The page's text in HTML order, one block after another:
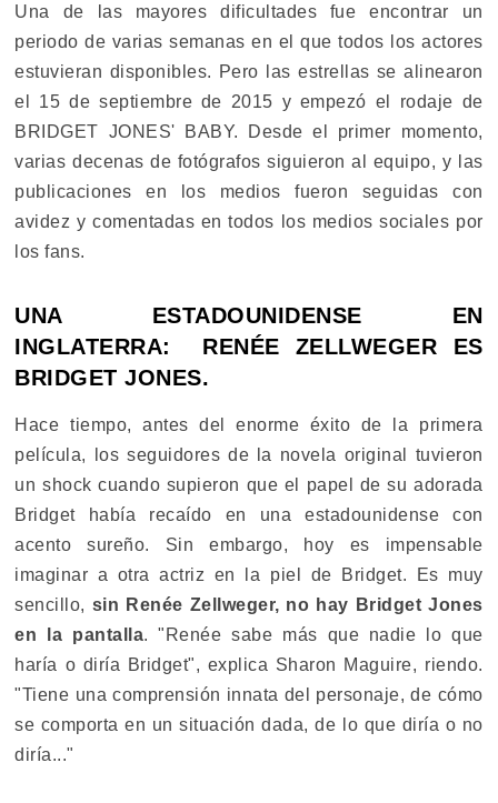
Una de las mayores dificultades fue encontrar un
periodo de varias semanas en el que todos los actores
estuvieran disponibles. Pero las estrellas se alinearon
el 15 de septiembre de 2015 y empezó el rodaje de
BRIDGET JONES' BABY. Desde el primer momento,
varias decenas de fotógrafos siguieron al equipo, y las
publicaciones en los medios fueron seguidas con
avidez y comentadas en todos los medios sociales por
los fans.
UNA ESTADOUNIDENSE EN
INGLATERRA: RENÉE ZELLWEGER ES
BRIDGET JONES.
Hace tiempo, antes del enorme éxito de la primera
película, los seguidores de la novela original tuvieron
un shock cuando supieron que el papel de su adorada
Bridget había recaído en una estadounidense con
acento sureño. Sin embargo, hoy es impensable
imaginar a otra actriz en la piel de Bridget. Es muy
sencillo, sin Renée Zellweger, no hay Bridget Jones
en la pantalla. "Renée sabe más que nadie lo que
haría o diría Bridget", explica Sharon Maguire, riendo.
"Tiene una comprensión innata del personaje, de cómo
se comporta en un situación dada, de lo que diría o no
diría..."